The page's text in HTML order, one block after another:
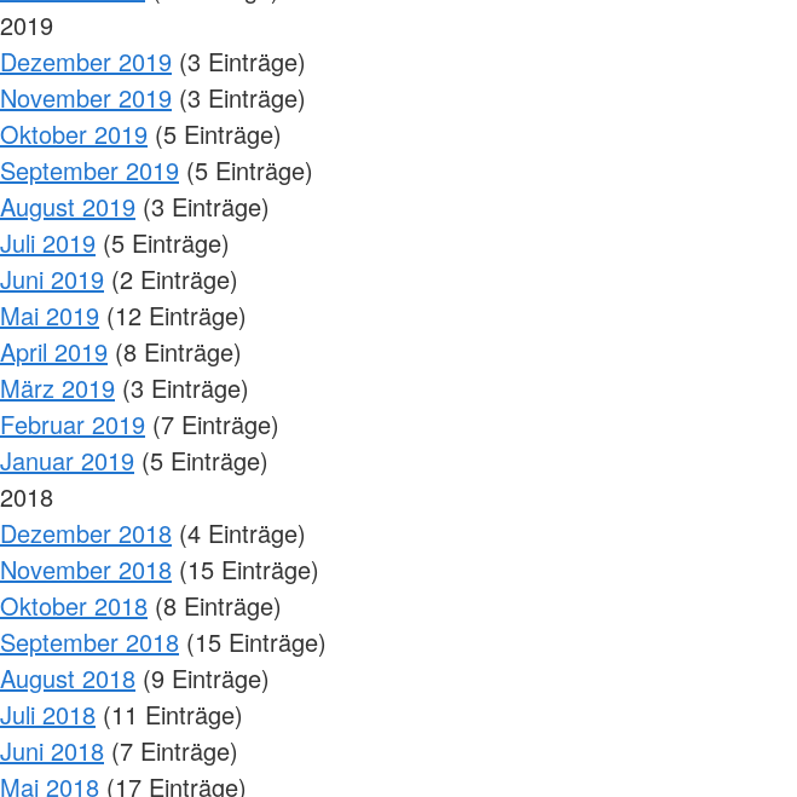
2019
Dezember 2019 (3 Einträge)
November 2019 (3 Einträge)
Oktober 2019 (5 Einträge)
September 2019 (5 Einträge)
August 2019 (3 Einträge)
Juli 2019 (5 Einträge)
Juni 2019 (2 Einträge)
Mai 2019 (12 Einträge)
April 2019 (8 Einträge)
März 2019 (3 Einträge)
Februar 2019 (7 Einträge)
Januar 2019 (5 Einträge)
2018
Dezember 2018 (4 Einträge)
November 2018 (15 Einträge)
Oktober 2018 (8 Einträge)
September 2018 (15 Einträge)
August 2018 (9 Einträge)
Juli 2018 (11 Einträge)
Juni 2018 (7 Einträge)
Mai 2018 (17 Einträge)